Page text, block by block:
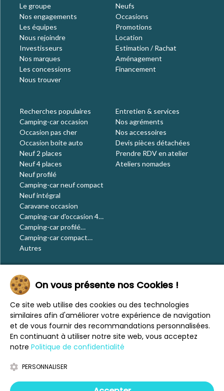
Le groupe
Nos engagements
Les équipes
Nous rejoindre
Investisseurs
Nos marques
Les concessions
Nous trouver
Neufs
Occasions
Promotions
Location
Estimation / Rachat
Aménagement
Financement
Recherches populaires
Camping-car occasion
Occasion pas cher
Occasion boite auto
Neuf 2 places
Neuf 4 places
Neuf profilé
Camping-car neuf compact
Neuf intégral
Caravane occasion
Camping-car d'occasion 4
places
Camping-car profilé
occasion
Camping-car compact
occasion
Autres
Entretien & services
Nos agréments
Nos accessoires
Devis pièces détachées
Prendre RDV en atelier
Ateliers nomades
Le blog
Actualités
Évènements
Nos conseils
Vos voyages
CaraMaps
Espace presse
Mentions légales
On vous présente nos Cookies !
Ce site web utilise des cookies ou des technologies
similaires afin d'améliorer votre expérience de navigation
et de vous fournir des recommandations personnalisées.
En continuant à utiliser notre site web, vous acceptez
notre Politique de confidentialité
PERSONNALISER